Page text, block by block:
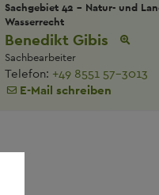
Sachgebiet 42 - Natur- und
Wasserrecht
Benedikt Gibis
Sachbearbeiter
Telefon: +49 8551 57-3013
E-Mail schreiben